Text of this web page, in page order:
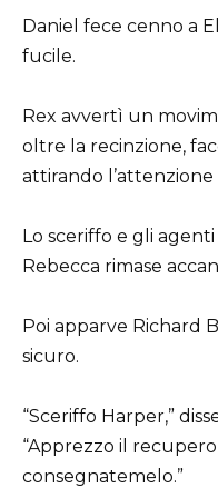
Daniel fece cenno a
fucile.
Rex avvertì un
oltre la recinzione,
attirando
Lo sceriffo e gli
Rebecca rimase
Poi apparve Richard
sicuro.
“Sceriffo Harper,”
“Apprezzo il
consegnatemelo.”